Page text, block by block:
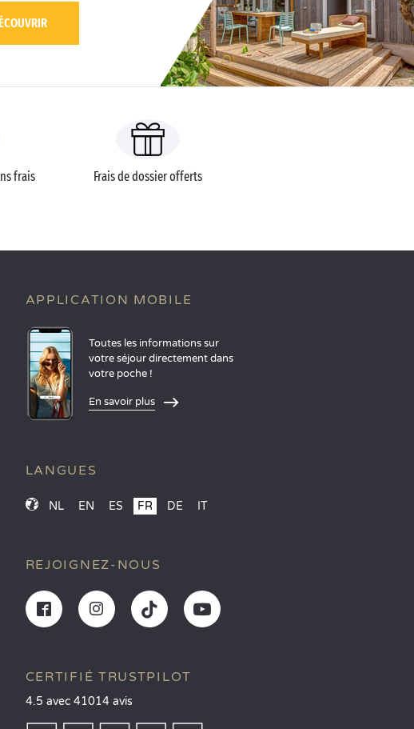
frais Frais de dossier offerts
APPLICATION MOBILE
Toutes les informations sur
votre séjour directement dans
votre poche !
En savoir plus
LANGUES
NL EN ES FR DE IT
REJOIGNEZ-NOUS
CERTIFIÉ TRUSTPILOT
4.5 avec 41014 avis